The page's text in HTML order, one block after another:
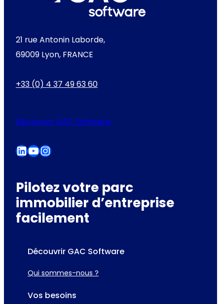
et une meilleure valorisation
du patrimoine sur le long
21 rue Antonin Laborde,
69009 Lyon, FRANCE
+33 (0) 4 37 49 63 60
Découvrir GAC Software
LinkedIn YouTube Instagram
Pilotez votre parc
immobilier d’entreprise
facilement
Découvrir GAC Software
Qui sommes-nous ?
Vos besoins